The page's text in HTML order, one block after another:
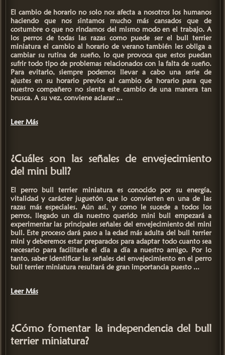
El cambio de horario no solo nos afecta a nosotros los humanos
haciendo que nos sintamos mucho más cansados que de
costumbre o que no rindamos del mismo modo en el trabajo. A
los perros de todas las razas como puede ser el bull terrier
miniaturael cambio al horario de verano también les obliga a
cambiar su rutina de sueño, lo que provoca que estos puedan
sufrir todo tipo de problemas relacionados con la falta de sueño.
Para evitarlo, siempre podemos llevar a cabo una serie de
ajustes en su horario previos al cambio de horario para que
nuestro compañero no sienta este cambio de una manera tan
brusca. A su vez, conviene aclarar ...
Leer Más
¿Cuáles son las señales de envejecimiento
del mini bull?
El perrobull terrier miniaturaes conocido por su energía,
vitalidad y carácter juguetón que lo convierten en una de las
razas más especiales. Aún así, y como le sucede a todos los
perros, llegado un día nuestro querido mini bull empezará a
experimentar las principales señales del envejecimiento del mini
bull.Este proceso dará paso a la edad más adulta del bull terrier
mini y deberemos estar preparados para adaptar todo cuanto sea
necesario para facilitarle el día a día a nuestro amigo. Por lo
tanto, saber identificar las señales del envejecimientoen el perro
bull terrier miniatura resultará de gran importancia puesto ...
Leer Más
¿Cómo fomentar la independencia del bull
terrier miniatura?